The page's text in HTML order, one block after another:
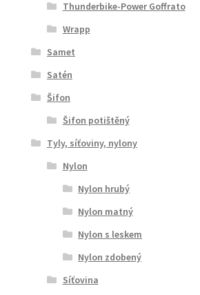
Thunderbike-Power Goffrato
Wrapp
Samet
Satén
Šifon
Šifon potištěný
Tyly, síťoviny, nylony
Nylon
Nylon hrubý
Nylon matný
Nylon s leskem
Nylon zdobený
Síťovina